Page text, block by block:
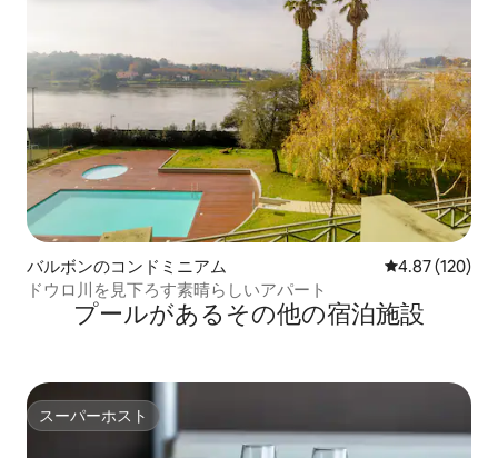
バルボンのコンドミニアム レビュー120
4.87 (120)
ドウロ川を見下ろす素晴らしいアパート
プールがあるその他の宿泊施設
スーパーホスト
スーパーホスト